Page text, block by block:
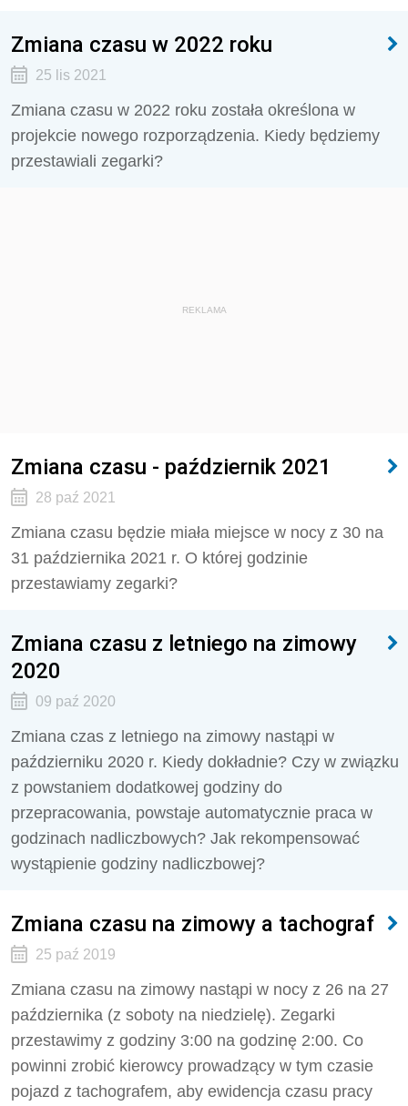
Zmiana czasu w 2022 roku
25 lis 2021
Zmiana czasu w 2022 roku została określona w
projekcie nowego rozporządzenia. Kiedy będziemy
przestawiali zegarki?
REKLAMA
Zmiana czasu - październik 2021
28 paź 2021
Zmiana czasu będzie miała miejsce w nocy z 30 na
31 października 2021 r. O której godzinie
przestawiamy zegarki?
Zmiana czasu z letniego na zimowy
2020
09 paź 2020
Zmiana czas z letniego na zimowy nastąpi w
październiku 2020 r. Kiedy dokładnie? Czy w związku
z powstaniem dodatkowej godziny do
przepracowania, powstaje automatycznie praca w
godzinach nadliczbowych? Jak rekompensować
wystąpienie godziny nadliczbowej?
Zmiana czasu na zimowy a tachograf
25 paź 2019
Zmiana czasu na zimowy nastąpi w nocy z 26 na 27
października (z soboty na niedzielę). Zegarki
przestawimy z godziny 3:00 na godzinę 2:00. Co
powinni zrobić kierowcy prowadzący w tym czasie
pojazd z tachografem, aby ewidencja czasu pracy